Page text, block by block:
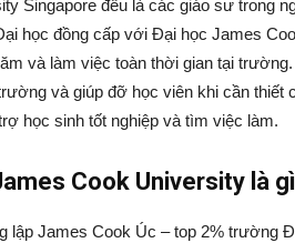
Singapore đều là các giáo sư trong
học đồng cấp với Đại học James
và làm việc toàn thời gian tại
và giúp đỡ học viên khi cần thiết
học sinh tốt nghiệp và tìm việc làm.
Cook University là
lập James Cook Úc – top 2% trường